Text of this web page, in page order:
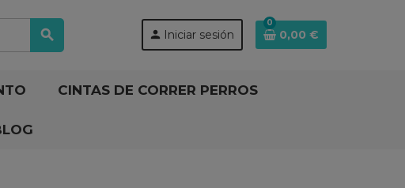
search person Iniciar sesión
0
0,00 €
CINTAS DE CORRER PERROS